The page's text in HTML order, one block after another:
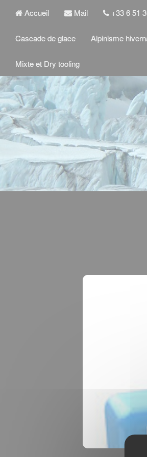
Accueil Mail +33 6 51
Cascade de glace Alpinisme
Mixte et Dry tooling